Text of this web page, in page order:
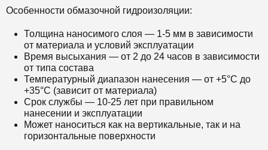
Особенности обмазочной гидроизоляции:
Толщина наносимого слоя — 1-5 мм в зависимости
от материала и условий эксплуатации
Время высыхания — от 2 до 24 часов в зависимости
от типа состава
Температурный диапазон нанесения — от +5°C до
+35°C (зависит от материала)
Срок службы — 10-25 лет при правильном
нанесении и эксплуатации
Может наноситься как на вертикальные, так и на
горизонтальные поверхности